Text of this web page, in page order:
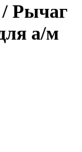
/ Рычаг
а/м